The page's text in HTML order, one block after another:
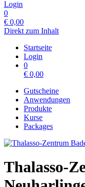
Login
0
€ 0,00
Direkt zum Inhalt
Startseite
Login
0
€ 0,00
Gutscheine
Anwendungen
Produkte
Kurse
Packages
Thalasso-